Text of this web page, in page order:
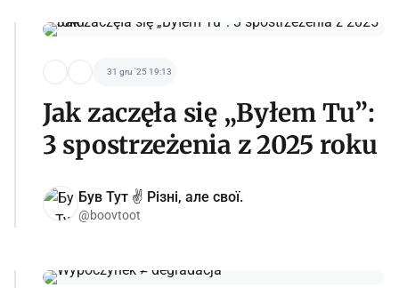
31 gru '25 19:13
Jak zaczęła się „Byłem Tu”:
3 spostrzeżenia z 2025 roku
Був Тут ✌️ Різні, але свої.
@boovtoot